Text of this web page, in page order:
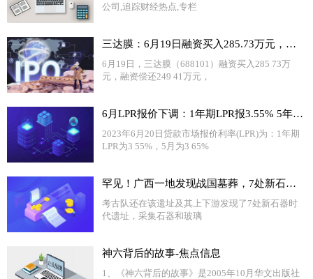
公司,追踪财经热点,专栏
三达膜：6月19日融资买入285.73万元，融资融券余额9855.35万元
6月19日，三达膜（688101）融资买入285 73万
元，融资偿还249 41万元，
6月LPR报价下调：1年期LPR报3.55% 5年期报4.20%
2023年6月20日贷款市场报价利率(LPR)为：1年期
LPR为3 55%，5月为3 65%
罕见！广西一地发现战国墓葬，7处新石器时代遗址_天天热闻
考古队还在该遗址及其上下游发现了7处新石器时
代遗址，采集石器和玻璃
神六背后的故事-焦点信息
1、《神六背后的故事》是2005年10月华文出版社